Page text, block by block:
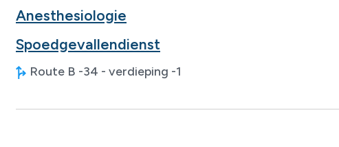
Anesthesiologie
Spoedgevallendienst
Route B -34 - verdieping -1